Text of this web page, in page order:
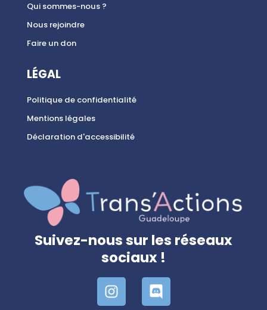
Qui sommes-nous ?
Nous rejoindre
Faire un don
LÉGAL
Politique de confidentialité
Mentions légales
Déclaration d'accessibilité
Suivez-nous sur les réseaux
sociaux !
I
n
D
i